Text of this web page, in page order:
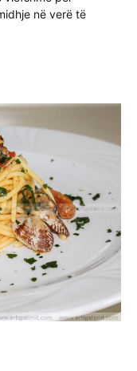
në verë të